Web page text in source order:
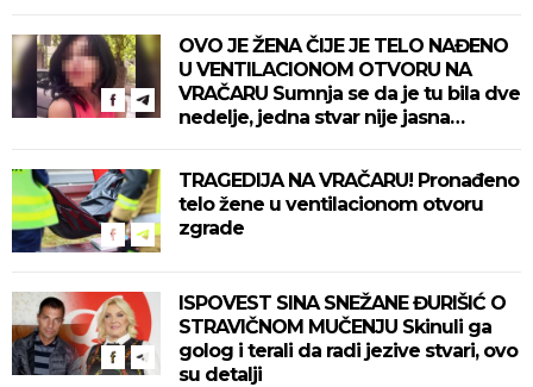
OVO JE ŽENA ČIJE JE TELO NAĐENO
U VENTILACIONOM OTVORU NA
VRAČARU Sumnja se da je tu bila dve
nedelje, jedna stvar nije jasna
TRAGEDIJA NA VRAČARU! Pronađeno
telo žene u ventilacionom otvoru
zgrade
ISPOVEST SINA SNEŽANE ĐURIŠIĆ O
STRAVIČNOM MUČENJU Skinuli ga
golog i terali da radi jezive stvari, ovo
su detalji